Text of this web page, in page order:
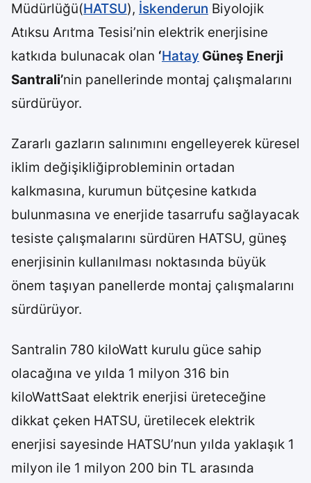
Müdürlüğü(HATSU), İskenderun Biyolojik
Atıksu Arıtma Tesisi’nin elektrik enerjisine
katkıda bulunacak olan ‘Hatay Güneş Enerji
Santrali’nin panellerinde montaj çalışmalarını
sürdürüyor.
Zararlı gazların salınımını engelleyerek küresel
iklim değişikliğiprobleminin ortadan
kalkmasına, kurumun bütçesine katkıda
bulunmasına ve enerjide tasarrufu sağlayacak
tesiste çalışmalarını sürdüren HATSU, güneş
enerjisinin kullanılması noktasında büyük
önem taşıyan panellerde montaj çalışmalarını
sürdürüyor.
Santralin 780 kiloWatt kurulu güce sahip
olacağına ve yılda 1 milyon 316 bin
kiloWattSaat elektrik enerjisi üreteceğine
dikkat çeken HATSU, üretilecek elektrik
enerjisi sayesinde HATSU’nun yılda yaklaşık 1
milyon ile 1 milyon 200 bin TL arasında